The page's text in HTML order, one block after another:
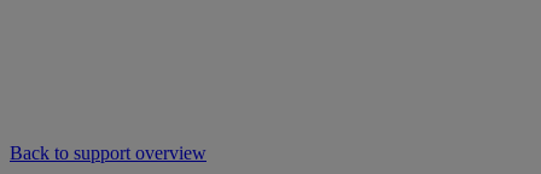
Back to support overview